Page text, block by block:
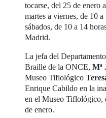
tocarse, del 25 de enero
martes a viernes, de 10
sábados, de 10 a 14
Madrid.
La jefa del
Braille de la ONCE,Mª
Museo Tiflológico
Enrique Cabildo en la
en el Museo Tiflológico,
de enero.